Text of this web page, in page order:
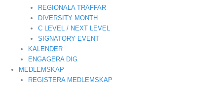
REGIONALA TRÄFFAR
DIVERSITY MONTH
C LEVEL / NEXT LEVEL
SIGNATORY EVENT
KALENDER
ENGAGERA DIG
MEDLEMSKAP
REGISTERA MEDLEMSKAP